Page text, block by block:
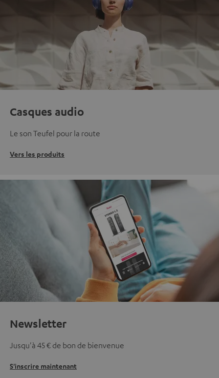
Casques audio
Le son Teufel pour la route
Vers les produits
Newsletter
Jusqu'à 45 € de bon de bienvenue
S'inscrire maintenant